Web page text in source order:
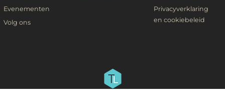
Evenementen
Volg ons
Privacyverklaring
en cookiebeleid